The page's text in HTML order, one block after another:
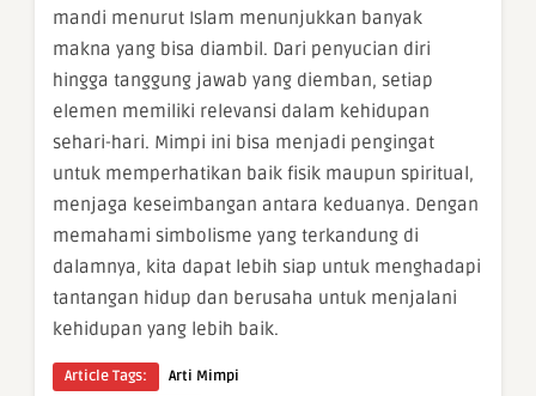
mandi menurut Islam menunjukkan banyak
makna yang bisa diambil. Dari penyucian diri
hingga tanggung jawab yang diemban, setiap
elemen memiliki relevansi dalam kehidupan
sehari-hari. Mimpi ini bisa menjadi pengingat
untuk memperhatikan baik fisik maupun spiritual,
menjaga keseimbangan antara keduanya. Dengan
memahami simbolisme yang terkandung di
dalamnya, kita dapat lebih siap untuk menghadapi
tantangan hidup dan berusaha untuk menjalani
kehidupan yang lebih baik.
Article Tags:
Arti Mimpi